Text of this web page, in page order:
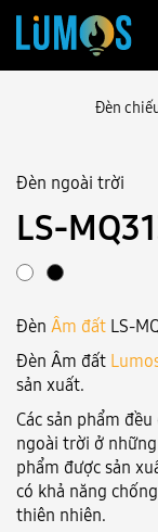
Về Lumos
Tư vấn thiết kế
Sản phẩm
Công trình
Blog
Liên hệ
Đăng nhập
Đèn
Đèn ngoài trời
LS-
Đèn Âm đất LS-
Đèn Âm đất
sản xuất.
Các sản phẩm
ngoài trời ở
phẩm được sản
có khả năng
thiên nhiên.